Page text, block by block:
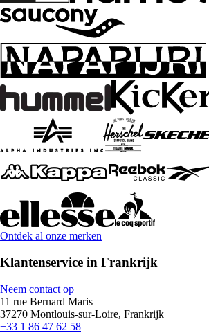
Ontdek al onze merken
Klantenservice in Frankrijk
Neem contact op
11 rue Bernard Maris
37270 Montlouis-sur-Loire, Frankrijk
+33 1 86 47 62 58